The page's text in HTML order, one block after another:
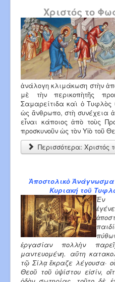
Χριστός το
ἀνάλογη κλιμάκωση στὴν
μὲ τὴν περικοπὴτῆς
Σαμαρείτιδα καὶ ὁ Τυφλὸς
ὡς ἄνθρωπο, στὴ συνέχεια
εἶναι κάποιος ἀπὸ τοὺς
προσκυνοῦν ὡς τὸν Υἱὸ τοῦ
Περισσότερα: Χριστός
Ἀποστολικὸ Ἀνάγνωσμα
Κυριακή τοῦ
Ἐν
ἐργασίαν πολλὴν
μαντευομένη. αὕτη
τῷ Σίλᾳ ἔκραζε λέγουσα·
Θεοῦ τοῦ ὑψίστου εἰσίν,